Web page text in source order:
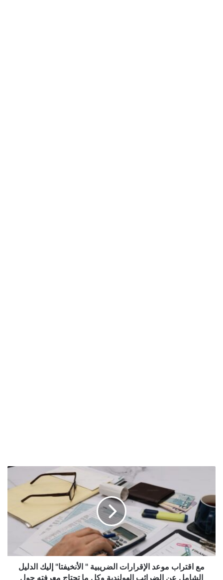
الإقرارات
الضريبية
الأنخيفتا"
إليك
الدليل
الشاملمع اقتراب موعد الإقرارات الضريبية " الأنخيفتا" إليك الدليل
الشامل عن الضرائب الهولندية وكل ما تحتاج معرفته حول